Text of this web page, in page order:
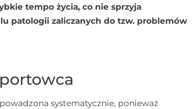
tempo życia, co nie sprzyja
patologii zaliczanych do tzw. problemów
systematycznie, ponieważ